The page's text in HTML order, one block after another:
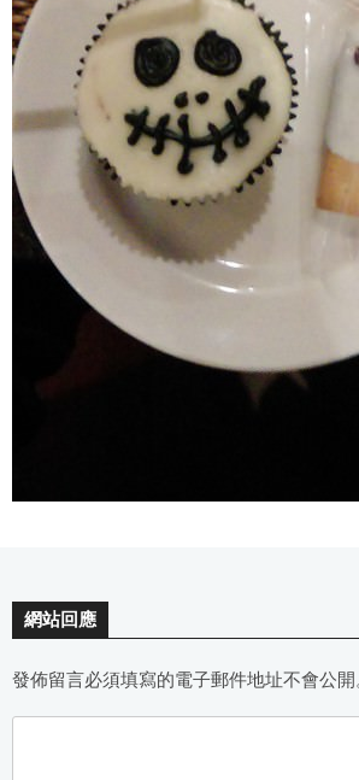
網站回應
發佈留言必須填寫的電子郵件地址不會公開